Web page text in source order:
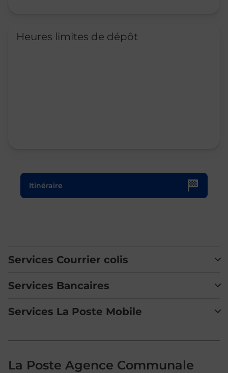
Heures limites de dépôt
Itinéraire
Le lien s'ouvre dans un nouvel onglet
Services Courrier colis
Services Bancaires
Services La Poste Mobile
La Poste Agence Communale